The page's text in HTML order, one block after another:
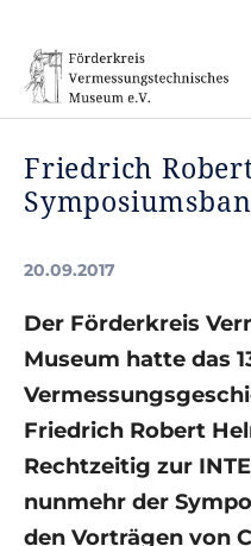
Friedrich
20.09.2017
Der Förderkreis
Museum hatte das
Friedrich Robert
Rechtzeitig zur
nunmehr der
den Vorträgen von